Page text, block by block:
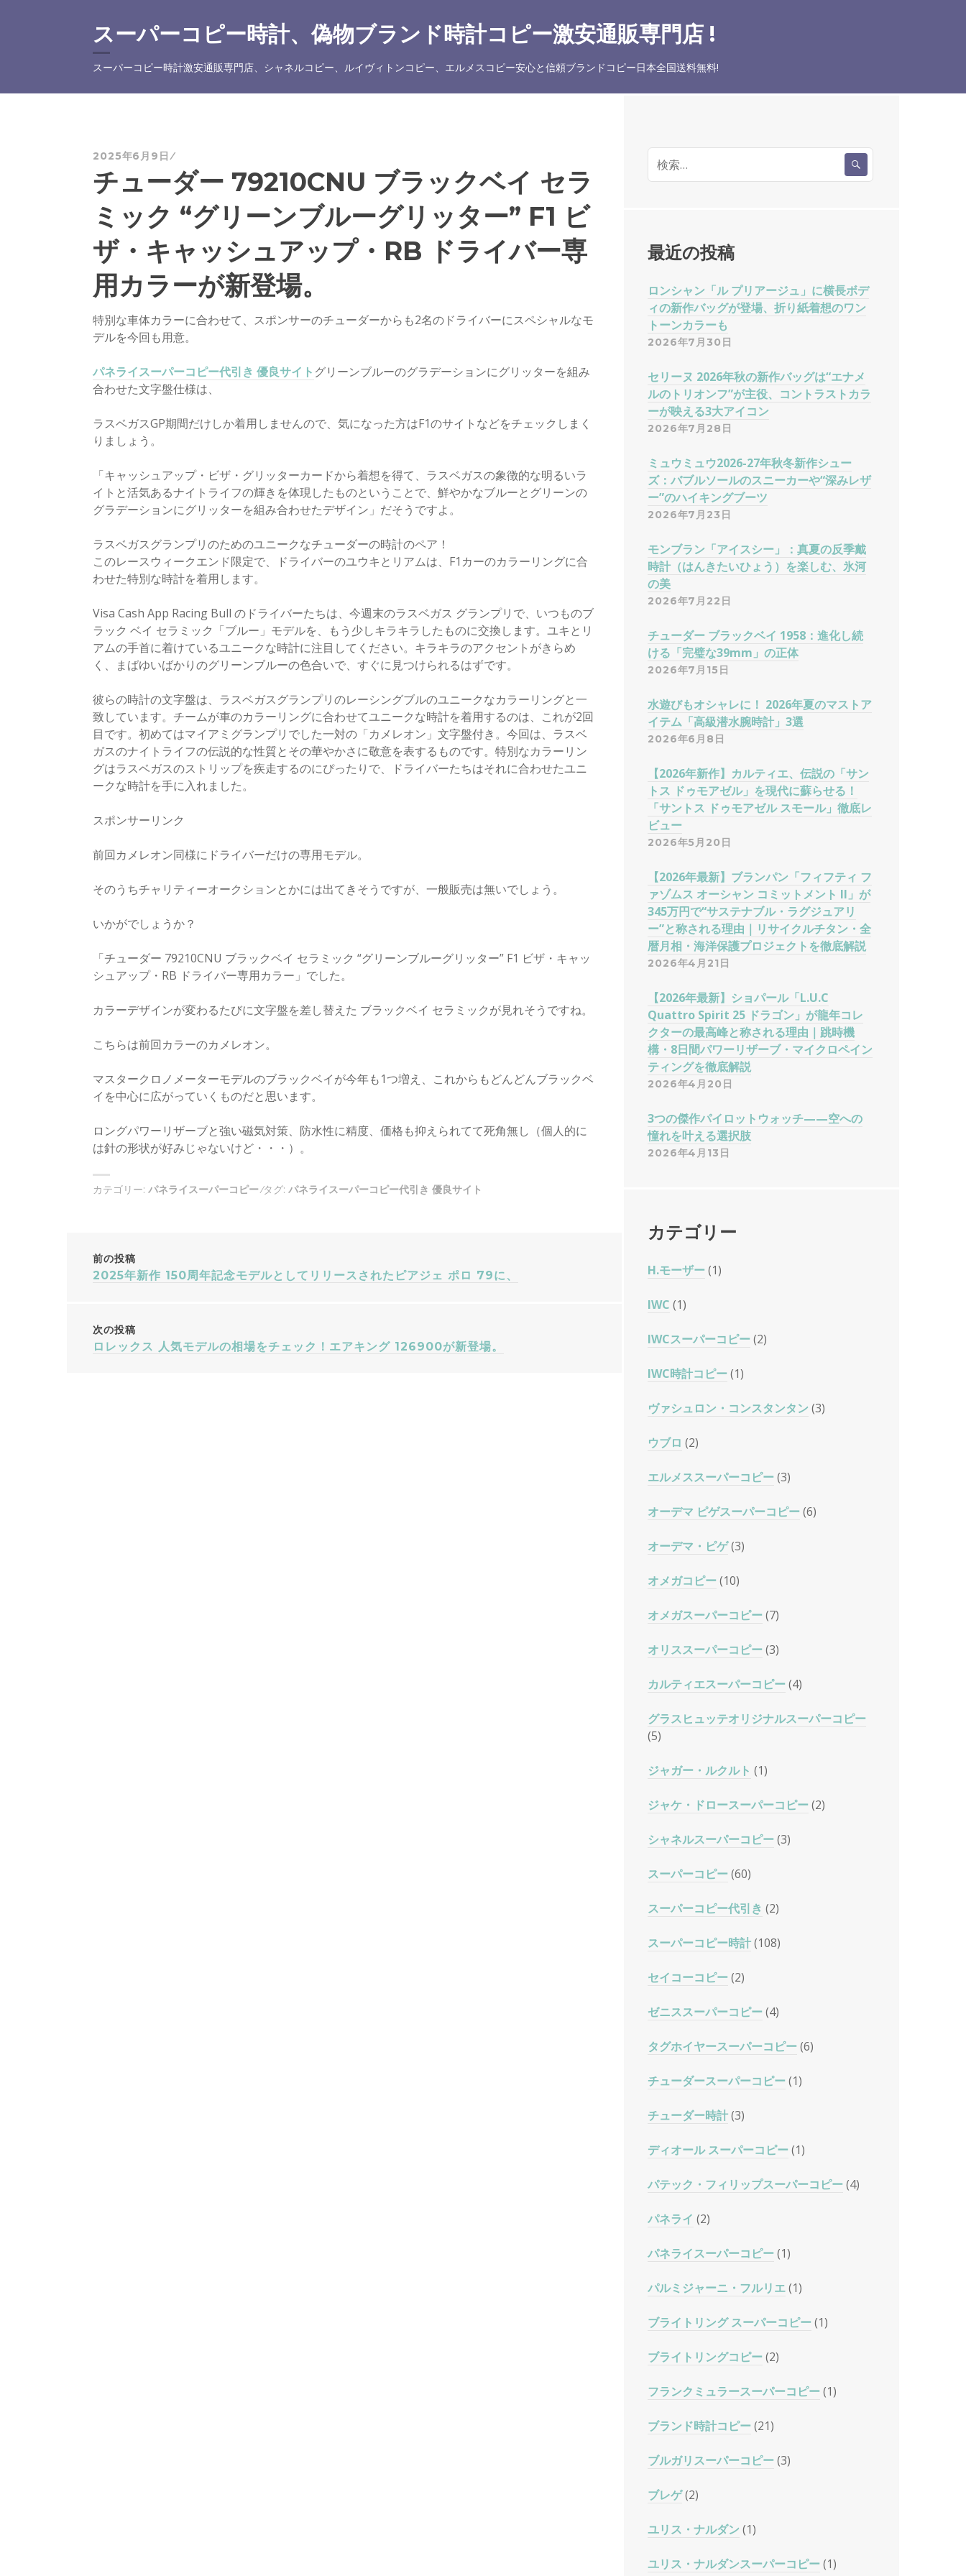
へ
スーパーコピー時計、偽物ブランド時計コピー激安通販専門店 !
スーパーコピー時計激安通販専門店、シャネルコピー、ルイヴィトンコピー、エルメスコピー安心と信頼ブランドコピー日本全国送料無料!
2025年6月9日
チューダー 79210CNU ブラックベイ セラ
ミック “グリーンブルーグリッター” F1 ビ
ザ・キャッシュアップ・RB ドライバー専
用カラーが新登場。
特別な車体カラーに合わせて、スポンサーのチューダーからも2名のドライバーにスペシャルなモ
デルを今回も用意。
パネライスーパーコピー代引き 優良サイト グリーンブルーのグラデーションにグリッターを組み
合わせた文字盤仕様は、
ラスベガスGP期間だけしか着用しませんので、気になった方はF1のサイトなどをチェックしまく
りましょう。
「キャッシュアップ・ビザ・グリッターカードから着想を得て、ラスベガスの象徴的な明るいラ
イトと活気あるナイトライフの輝きを体現したものということで、鮮やかなブルーとグリーンの
グラデーションにグリッターを組み合わせたデザイン」だそうですよ。
ラスベガスグランプリのためのユニークなチューダーの時計のペア！
このレースウィークエンド限定で、ドライバーのユウキとリアムは、F1カーのカラーリングに合
わせた特別な時計を着用します。
Visa Cash App Racing Bull のドライバーたちは、今週末のラスベガス グランプリで、いつものブ
ラック ベイ セラミック「ブルー」モデルを、もう少しキラキラしたものに交換します。ユキとリ
アムの手首に着けているユニークな時計に注目してください。キラキラのアクセントがきらめ
く、まばゆいばかりのグリーンブルーの色合いで、すぐに見つけられるはずです。
彼らの時計の文字盤は、ラスベガスグランプリのレーシングブルのユニークなカラーリングと一
致しています。チームが車のカラーリングに合わせてユニークな時計を着用するのは、これが2回
目です。初めてはマイアミグランプリでした一対の「カメレオン」文字盤付き。今回は、ラスベ
ガスのナイトライフの伝説的な性質とその華やかさに敬意を表するものです。特別なカラーリン
グはラスベガスのストリップを疾走するのにぴったりで、ドライバーたちはそれに合わせたユニ
ークな時計を手に入れました。
スポンサーリンク
前回カメレオン同様にドライバーだけの専用モデル。
そのうちチャリティーオークションとかには出てきそうですが、一般販売は無いでしょう。
いかがでしょうか？
「チューダー 79210CNU ブラックベイ セラミック “グリーンブルーグリッター” F1 ビザ・キャッ
シュアップ・RB ドライバー専用カラー」でした。
カラーデザインが変わるたびに文字盤を差し替えた ブラックベイ セラミックが見れそうですね。
こちらは前回カラーのカメレオン。
マスタークロノメーターモデルのブラックベイが今年も1つ増え、これからもどんどんブラックベ
イを中心に広がっていくものだと思います。
ロングパワーリザーブと強い磁気対策、防水性に精度、価格も抑えられてて死角無し（個人的に
は針の形状が好みじゃないけど・・・）。
カテゴリー: パネライスーパーコピー タグ: パネライスーパーコピー代引き 優良サイト
投
ナ
前の投稿
2025年新作 150周年記念モデルとしてリリースされたピアジェ ポロ 79に、
次の投稿
ロレックス 人気モデルの相場をチェック！エアキング 126900が新登場。
検
索
最近の投稿
ロンシャン「ル プリアージュ」に横長ボデ
ィの新作バッグが登場、折り紙着想のワン
トーンカラーも
2026年7月30日
セリーヌ 2026年秋の新作バッグは“エナメ
ルのトリオンフ”が主役、コントラストカラ
ーが映える3大アイコン
2026年7月28日
ミュウミュウ2026-27年秋冬新作シュー
ズ：バブルソールのスニーカーや“深みレザ
ー”のハイキングブーツ
2026年7月23日
モンブラン「アイスシー」：真夏の反季戴
時計（はんきたいひょう）を楽しむ、氷河
の美
2026年7月22日
チューダー ブラックベイ 1958：進化し続
ける「完璧な39mm」の正体
2026年7月15日
水遊びもオシャレに！ 2026年夏のマストア
イテム「高級潜水腕時計」3選
2026年6月8日
【2026年新作】カルティエ、伝説の「サン
トス ドゥモアゼル」を現代に蘇らせる！
「サントス ドゥモアゼル スモール」徹底レ
ビュー
2026年5月20日
【2026年最新】ブランパン「フィフティ フ
ァゾムス オーシャン コミットメント II」が
345万円で“サステナブル・ラグジュアリ
ー”と称される理由｜リサイクルチタン・全
暦月相・海洋保護プロジェクトを徹底解説
2026年4月21日
【2026年最新】ショパール「L.U.C
Quattro Spirit 25 ドラゴン」が龍年コレ
クターの最高峰と称される理由｜跳時機
構・8日間パワーリザーブ・マイクロペイン
ティングを徹底解説
2026年4月20日
3つの傑作パイロットウォッチ——空への
憧れを叶える選択肢
2026年4月13日
カテゴリー
H.モーザー(1)
IWC (1)
IWCスーパーコピー(2)
IWC時計コピー(1)
ヴァシュロン・コンスタンタン (3)
ウブロ (2)
エルメススーパーコピー(3)
オーデマ ピゲスーパーコピー(6)
オーデマ・ピゲ(3)
オメガコピー(10)
オメガスーパーコピー(7)
オリススーパーコピー(3)
カルティエスーパーコピー(4)
グラスヒュッテオリジナルスーパーコピー
(5)
ジャガー・ルクルト (1)
ジャケ・ドロースーパーコピー(2)
シャネルスーパーコピー(3)
スーパーコピー(60)
スーパーコピー代引き (2)
スーパーコピー時計(108)
セイコーコピー(2)
ゼニススーパーコピー(4)
タグホイヤースーパーコピー(6)
チューダースーパーコピー(1)
チューダー時計(3)
ディオール スーパーコピー(1)
パテック・フィリップスーパーコピー(4)
パネライ (2)
パネライスーパーコピー(1)
パルミジャーニ・フルリエ(1)
ブライトリング スーパーコピー(1)
ブライトリングコピー(2)
フランクミュラースーパーコピー(1)
ブランド時計コピー(21)
ブルガリスーパーコピー(3)
ブレゲ(2)
ユリス・ナルダン (1)
ユリス・ナルダンスーパーコピー(1)